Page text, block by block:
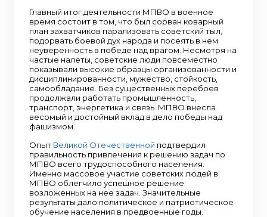
Главный итог деятельности МПВО в военное
время состоит в том, что был сорван коварный
план захватчиков парализовать советский тыл,
подорвать боевой дух народа и посеять в нем
неуверенность в победе над врагом. Несмотря на
частые налеты, советские люди повсеместно
показывали высокие образцы организованности и
дисциплинированности, мужество, стойкость,
самообладание. Без существенных перебоев
продолжали работать промышленность,
транспорт, энергетика и связь. МПВО внесла
весомый и достойный вклад в дело победы над
фашизмом.
Опыт Великой Отечественной подтвердил
правильность привлечения к решению задач по
МПВО всего трудоспособного населения.
Именно массовое участие советских людей в
МПВО облегчило успешное решение
возложенных на нее задач. Значительные
результаты дало политическое и патриотическое
обучение населения в предвоенные годы.